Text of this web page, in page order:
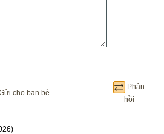
cho bạn bè
Phản
hồi